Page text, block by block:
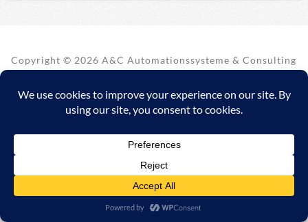
Copyright ©2026 A&C Automationssysteme & Consulting
protection declaration